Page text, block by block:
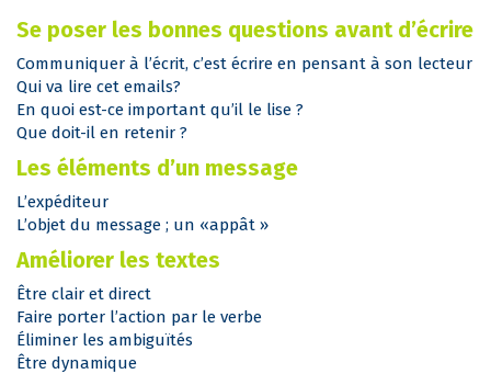
Se poser les bonnes questions avant d’écrire
Communiquer à l’écrit, c’est écrire en pensant à son lecteur
Qui va lire cet emails?
En quoi est-ce important qu’il le lise ?
Que doit-il en retenir ?
Les éléments d’un message
L’expéditeur
L’objet du message ; un «appât »
Améliorer les textes
Être clair et direct
Faire porter l’action par le verbe
Éliminer les ambiguïtés
Être dynamique